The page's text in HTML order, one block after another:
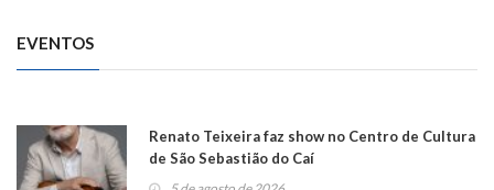
EVENTOS
Renato Teixeira faz show no Centro de Cultura
de São Sebastião do Caí